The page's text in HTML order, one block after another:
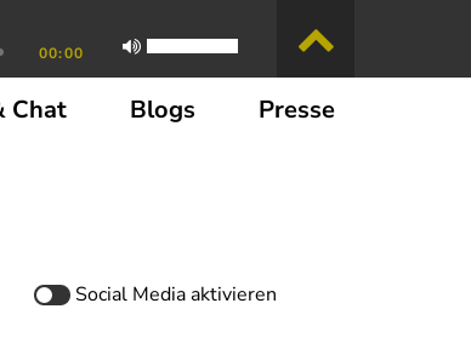
00:00
Chat Blogs Presse
Social Mediaaktivieren